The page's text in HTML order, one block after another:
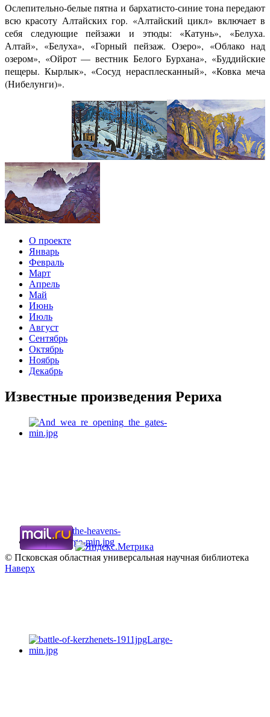
Ослепительно-белые пятна и бархатисто-синие тона передают
всю красоту Алтайских гор. «Алтайский цикл» включает в
себя следующие пейзажи и этюды: «Катунь», «Белуха.
Алтай», «Белуха», «Горный пейзаж. Озеро», «Облако над
озером», «Ойрот — вестник Белого Бурхана», «Буддийские
пещеры. Кырлык», «Сосуд нерасплесканный», «Ковка меча
(Нибелунги)».
О проекте
Январь
Февраль
Март
Апрель
Май
Июнь
Июль
Август
Сентябрь
Октябрь
Ноябрь
Декабрь
Известные произведения Рериха
© Псковская областная универсальная научная библиотека
Наверх